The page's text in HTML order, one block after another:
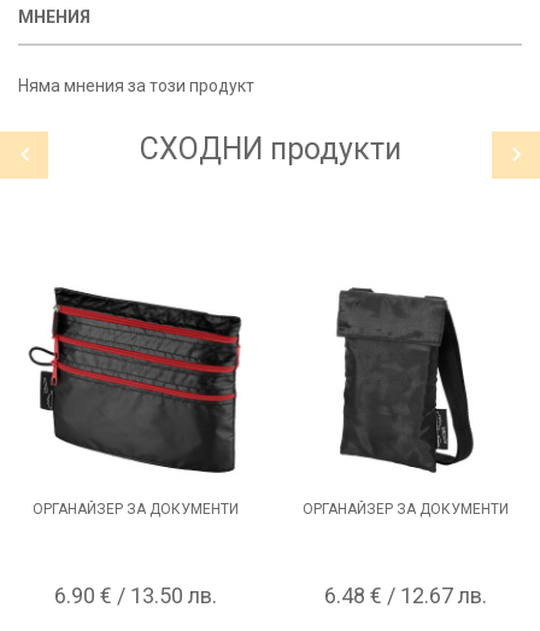
МНЕНИЯ
Няма мнения за този продукт
СХОДНИ продукти
ОРГАНАЙЗЕР ЗА ДОКУМЕНТИ
6.90 € / 13.50 лв.
ОРГАНАЙЗЕР ЗА ДОКУМЕНТИ
6.48 € / 12.67 лв.